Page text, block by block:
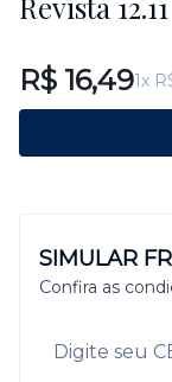
R$ 16,491x
SIMULAR
Confira as